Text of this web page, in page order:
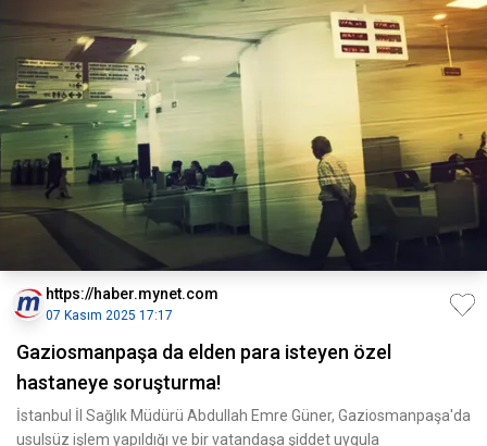
https://haber.mynet.com
07 Kasım 2025 17:17
Gaziosmanpaşa da elden para isteyen özel
hastaneye soruşturma!
İstanbul İl Sağlık Müdürü Abdullah Emre Güner, Gaziosmanpaşa'da
usulsüz işlem yapıldığı ve bir vatandaşa şiddet uygula